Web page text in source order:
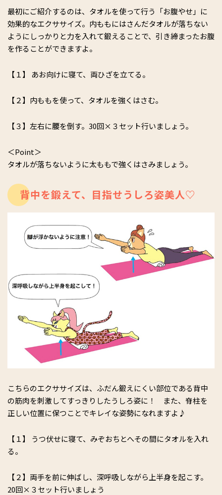
最初にご紹介するのは、タオルを使って行う「お腹やせ」に
効果的なエクササイズ。内ももにはさんだタオルが落ちない
ようにしっかりと力を入れて鍛えることで、引き締まったお腹
を作ることができますよ。
【１】 あお向けに寝て、両ひざを立てる。
【２】内ももを使って、タオルを強くはさむ。
【３】左右に腰を倒す。30回×３セット行いましょう。
＜Point＞
タオルが落ちないように太ももで強くはさみましょう。
背中を鍛えて、目指せうしろ姿美人♡
こちらのエクササイズは、ふだん鍛えにくい部位である背中
の筋肉を刺激してすっきりしたうしろ姿に！ また、脊柱を
正しい位置に保つことでキレイな姿勢になれますよ♪
【１】 うつ伏せに寝て、みぞおちとへその間にタオルを入れ
る。
【２】両手を前に伸ばし、深呼吸しながら上半身を起こす。
20回×３セット行いましょう